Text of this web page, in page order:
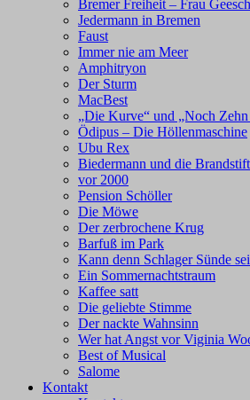
Bremer Freiheit – Frau
Jedermann in Bremen
Faust
Immer nie am Meer
Amphitryon
Der Sturm
MacBest
„Die Kurve“ und „Noch
Ödipus – Die Höllenmaschine
Ubu Rex
Biedermann und die
vor 2000
Pension Schöller
Die Möwe
Der zerbrochene Krug
Barfuß im Park
Kann denn Schlager Sünde
Ein Sommernachtstraum
Kaffee satt
Die geliebte Stimme
Der nackte Wahnsinn
Wer hat Angst vor Viginia
Best of Musical
Salome
Kontakt